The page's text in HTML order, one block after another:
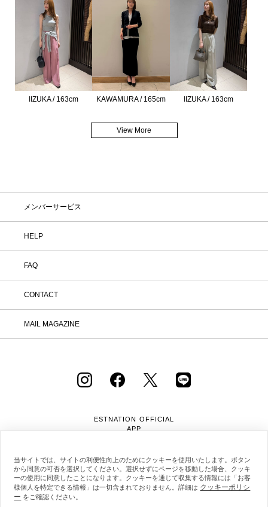
IIZUKA / 163cm KAWAMURA / 165cm IIZUKA / 163cm
View More
メンバーサービス
HELP
FAQ
CONTACT
MAIL MAGAZINE
ESTNATION OFFICIAL
APP
会社概要
当サイトでは、サイトの利便性向上のためにクッキーを使用いたします。ボタン
から同意の可否を選択してください。選択せずにページを移動した場合、クッキ
ーの使用に同意したことになります。クッキーを通じて収集する情報には「お客
様個人を特定できる情報」は一切含まれておりません。詳細は クッキーポリシ
ー をご確認ください。